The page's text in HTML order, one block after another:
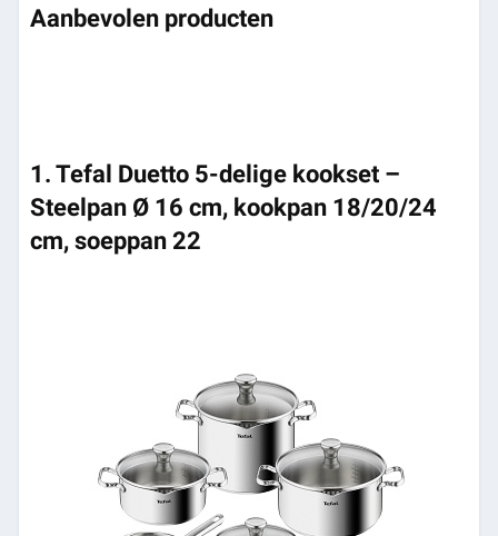
Aanbevolen producten
1. Tefal Duetto 5-delige kookset –
Steelpan Ø 16 cm, kookpan 18/20/24
cm, soeppan 22